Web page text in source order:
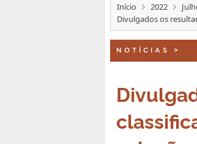
Início 2022
Divulgados os
NOTÍCIAS >